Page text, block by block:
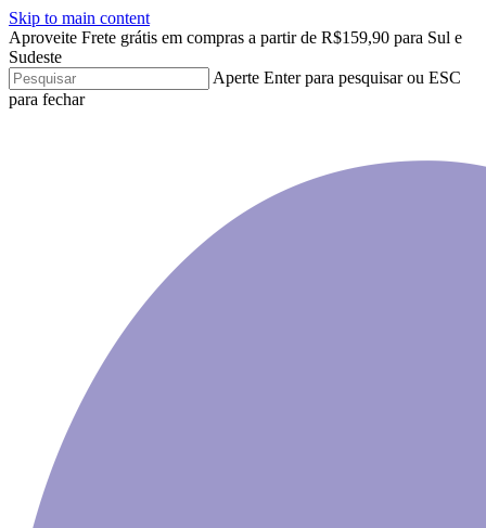
Skip to main content
Aproveite Frete grátis em compras a partir de R$159,90 para Sul e
Sudeste
Aperte Enter para pesquisar ou ESC
para fechar